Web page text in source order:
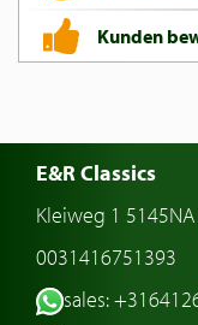
Kunden
E&R Classics
Kleiweg 1
0031416751393
sales: